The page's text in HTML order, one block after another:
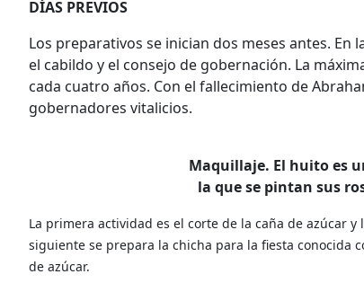
DÍAS PREVIOS
Los preparativos se inician dos meses antes.
el cabildo y el consejo de gobernación. La
cada cuatro años. Con el fallecimiento de
gobernadores vitalicios.
Maquillaje. El huito es
la que se pintan sus
La primera actividad es el corte de la caña de azúcar
siguiente se prepara la chicha para la fiesta conocida
de azúcar.